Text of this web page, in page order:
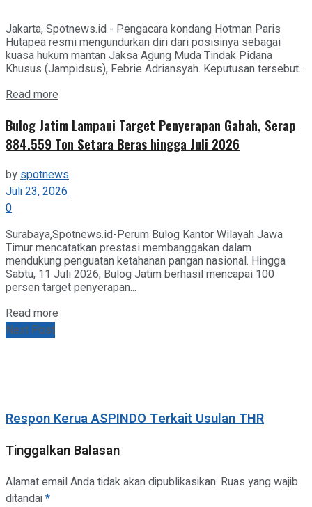
Jakarta, Spotnews.id - Pengacara kondang Hotman Paris
Hutapea resmi mengundurkan diri dari posisinya sebagai
kuasa hukum mantan Jaksa Agung Muda Tindak Pidana
Khusus (Jampidsus), Febrie Adriansyah. Keputusan tersebut...
Read more
Bulog Jatim Lampaui Target Penyerapan Gabah, Serap
884.559 Ton Setara Beras hingga Juli 2026
byspotnews
Juli 23, 2026
0
Surabaya,Spotnews.id-Perum Bulog Kantor Wilayah Jawa
Timur mencatatkan prestasi membanggakan dalam
mendukung penguatan ketahanan pangan nasional. Hingga
Sabtu, 11 Juli 2026, Bulog Jatim berhasil mencapai 100
persen target penyerapan...
Read more
Next Post
Respon Kerua ASPINDO Terkait Usulan THR
Tinggalkan Balasan
Alamat email Anda tidak akan dipublikasikan. Ruas yang wajib
ditandai*